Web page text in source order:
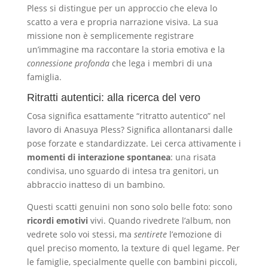
Pless si distingue per un approccio che eleva lo
scatto a vera e propria narrazione visiva. La sua
missione non è semplicemente registrare
un’immagine ma raccontare la storia emotiva e la
connessione profondache lega i membri di una
famiglia.
Ritratti autentici: alla ricerca del vero
Cosa significa esattamente “ritratto autentico” nel
lavoro di Anasuya Pless? Significa allontanarsi dalle
pose forzate e standardizzate. Lei cerca attivamente i
momenti di interazione spontanea: una risata
condivisa, uno sguardo di intesa tra genitori, un
abbraccio inatteso di un bambino.
Questi scatti genuini non sono solo belle foto: sono
ricordi emotivivivi. Quando rivedrete l’album, non
vedrete solo voi stessi, ma sentiretel’emozione di
quel preciso momento, la texture di quel legame. Per
le famiglie, specialmente quelle con bambini piccoli,